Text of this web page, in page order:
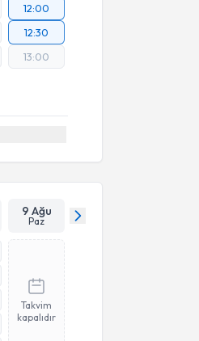
12:00
12:30
13:00
9 Ağu
Paz
Takvim
kapalıdır